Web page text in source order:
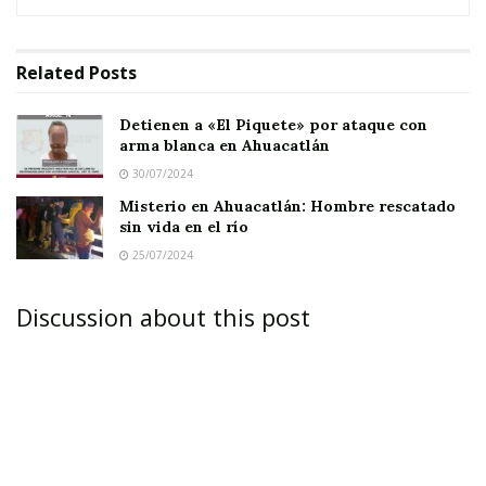
Es de señalar que los imputados fueron puestos
a disposición delJuez de Control de Primera
Instancia del Sistema Penal Acusatorio y Oral
con sede en el municipio de Ixtlán del Río, para
dar continuidad a los trámites legales que
definirán su situación jurídica.
Related Posts
Detienen a «El Piquete» por ataque con
arma blanca en Ahuacatlán
30/07/2024
Misterio en Ahuacatlán: Hombre rescatado
sin vida en el río
25/07/2024
Discussion about this post